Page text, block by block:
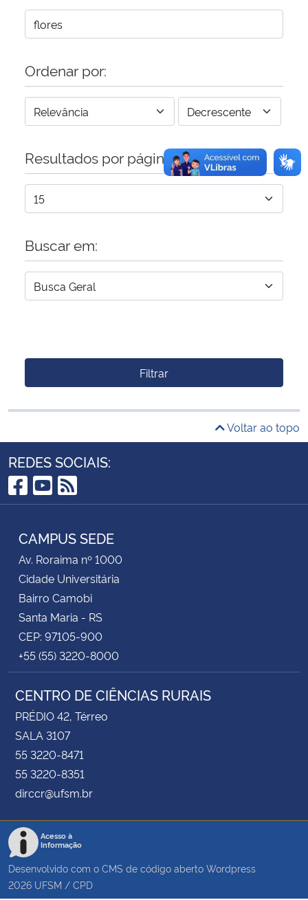
Secretaria-Geral
Gabinete de Segurança Institucional
Advocacia-Geral da União
Banco Central do Brasil
Planalto
Ordenar por:
Resultados por página:
Buscar em:
Filtrar
Voltar ao topo
REDES SOCIAIS:
Facebook
YouTube
RSS
CAMPUS SEDE
Av. Roraima nº 1000
Cidade Universitária
Bairro Camobi
Santa Maria - RS
CEP: 97105-900
+55 (55) 3220-8000
CENTRO DE CIÊNCIAS RURAIS
PRÉDIO 42, Térreo
SALA 3107
55 3220-8471
55 3220-8351
dirccr@ufsm.br
Acesso à
Informação
Desenvolvido com o CMS de código aberto Wordpress
2026 UFSM / CPD